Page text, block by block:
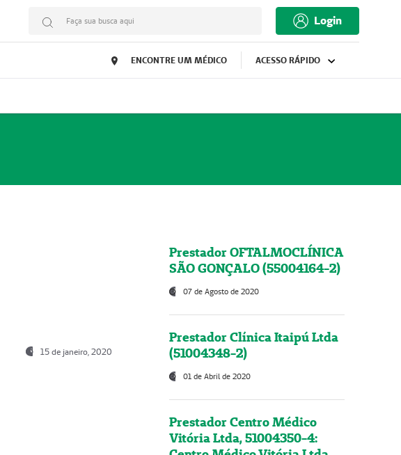
Faça sua busca aqui Login
ENCONTRE UM MÉDICO ACESSO RÁPIDO
15 de janeiro, 2020
Prestador OFTALMOCLÍNICA
SÃO GONÇALO (55004164-2)
07 de Agosto de 2020
Prestador Clínica Itaipú Ltda
(51004348-2)
01 de Abril de 2020
Prestador Centro Médico
Vitória Ltda, 51004350-4: